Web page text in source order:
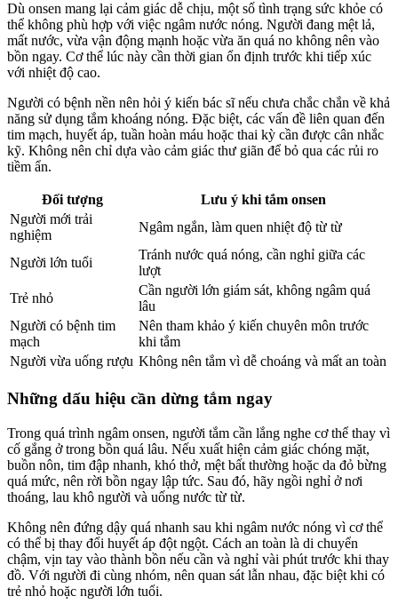
Dù onsen mang lại cảm giác dễ chịu, một số tình trạng sức khỏe có
thể không phù hợp với việc ngâm nước nóng. Người đang mệt lả,
mất nước, vừa vận động mạnh hoặc vừa ăn quá no không nên vào
bồn ngay. Cơ thể lúc này cần thời gian ổn định trước khi tiếp xúc
với nhiệt độ cao.
Người có bệnh nền nên hỏi ý kiến bác sĩ nếu chưa chắc chắn về khả
năng sử dụng tắm khoáng nóng. Đặc biệt, các vấn đề liên quan đến
tim mạch, huyết áp, tuần hoàn máu hoặc thai kỳ cần được cân nhắc
kỹ. Không nên chỉ dựa vào cảm giác thư giãn để bỏ qua các rủi ro
tiềm ẩn.
Đối tượng
Lưu ý khi tắm onsen
Người mới trải
nghiệm
Ngâm ngắn, làm quen nhiệt độ từ từ
Người lớn tuổi
Tránh nước quá nóng, cần nghỉ giữa các
lượt
Trẻ nhỏ
Cần người lớn giám sát, không ngâm quá
lâu
Người có bệnh tim
mạch
Nên tham khảo ý kiến chuyên môn trước
khi tắm
Người vừa uống rượu Không nên tắm vì dễ choáng và mất an toàn
Những dấu hiệu cần dừng tắm ngay
Trong quá trình ngâm onsen, người tắm cần lắng nghe cơ thể thay vì
cố gắng ở trong bồn quá lâu. Nếu xuất hiện cảm giác chóng mặt,
buồn nôn, tim đập nhanh, khó thở, mệt bất thường hoặc da đỏ bừng
quá mức, nên rời bồn ngay lập tức. Sau đó, hãy ngồi nghỉ ở nơi
thoáng, lau khô người và uống nước từ từ.
Không nên đứng dậy quá nhanh sau khi ngâm nước nóng vì cơ thể
có thể bị thay đổi huyết áp đột ngột. Cách an toàn là di chuyển
chậm, vịn tay vào thành bồn nếu cần và nghỉ vài phút trước khi thay
đồ. Với người đi cùng nhóm, nên quan sát lẫn nhau, đặc biệt khi có
trẻ nhỏ hoặc người lớn tuổi.